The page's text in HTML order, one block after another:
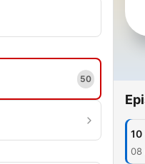
50
10
08